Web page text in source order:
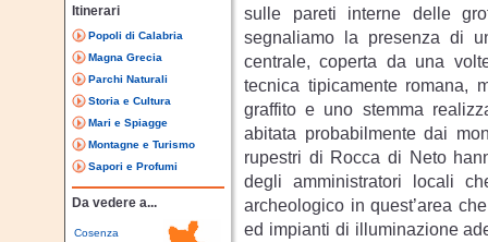
Itinerari
Popoli di Calabria
Magna Grecia
Parchi Naturali
Storia e Cultura
Mari e Spiagge
Montagne e Turismo
Sapori e Profumi
Da vedere a...
Cosenza
sulle pareti interne delle
segnaliamo la presenza di
centrale, coperta da una
tecnica tipicamente romana,
graffito e uno stemma
abitata probabilmente dai
rupestri di Rocca di Neto
degli amministratori locali
archeologico in quest’area
ed impianti di illuminazione